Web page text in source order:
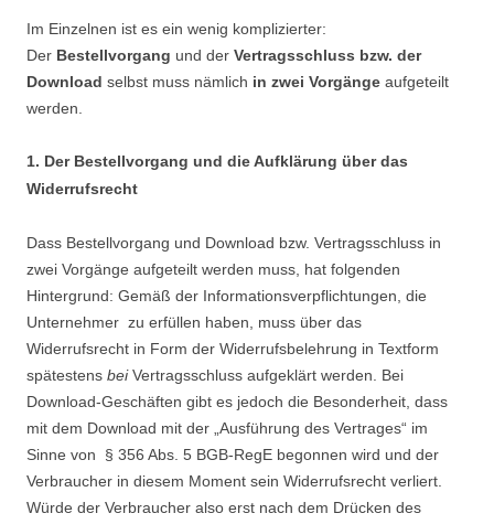
Im Einzelnen ist es ein wenig komplizierter:
Der Bestellvorgang und der Vertragsschluss bzw. der
Download selbst muss nämlich in zwei Vorgänge aufgeteilt
werden.
1. Der Bestellvorgang und die Aufklärung über das
Widerrufsrecht
Dass Bestellvorgang und Download bzw. Vertragsschluss in
zwei Vorgänge aufgeteilt werden muss, hat folgenden
Hintergrund: Gemäß der Informationsverpflichtungen, die
Unternehmer zu erfüllen haben, muss über das
Widerrufsrecht in Form der Widerrufsbelehrung in Textform
spätestens beiVertragsschluss aufgeklärt werden. Bei
Download-Geschäften gibt es jedoch die Besonderheit, dass
mit dem Download mit der „Ausführung des Vertrages“ im
Sinne von § 356 Abs. 5 BGB-RegE begonnen wird und der
Verbraucher in diesem Moment sein Widerrufsrecht verliert.
Würde der Verbraucher also erst nach dem Drücken des